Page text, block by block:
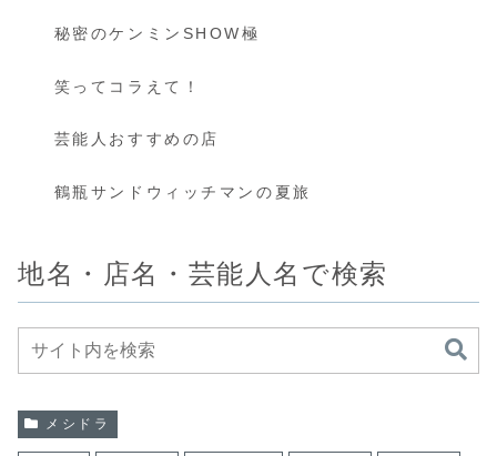
秘密のケンミンSHOW極
笑ってコラえて！
芸能人おすすめの店
鶴瓶サンドウィッチマンの夏旅
地名・店名・芸能人名で検索
メシドラ